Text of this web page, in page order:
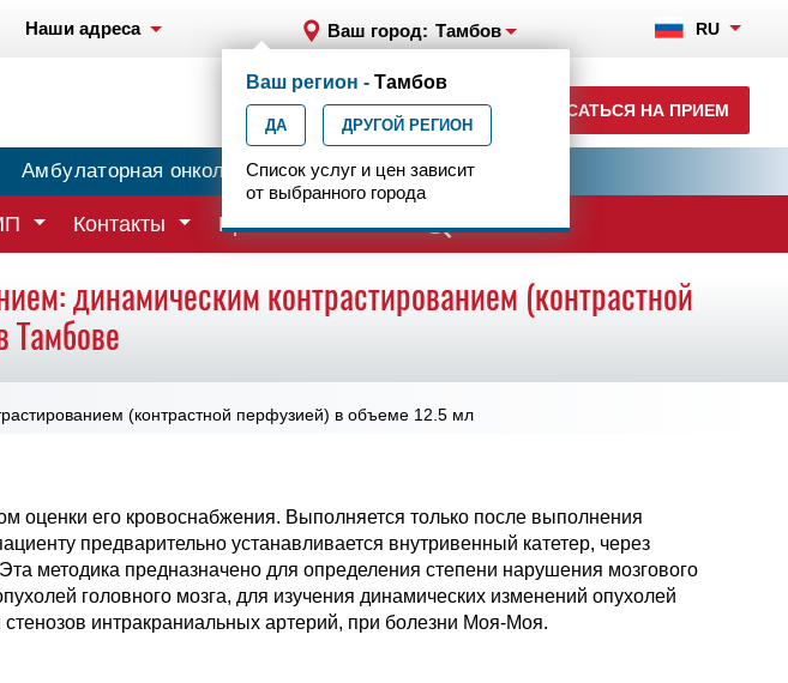
Наши адреса Ваш город: Тамбов RU
+7 (4752) 63-33-63
ежедн. 7.00-23.00
ЗАПИСАТЬСЯ НА ПРИЕМ
Ваш регион - Тамбов
ДА ДРУГОЙ РЕГИОН
Список услуг и цен зависит
от выбранного города
Амбулаторная онкология Центр эпилептологии
Контакты Врачи
динамическим контрастированием (контрастной
Тамбове
(контрастной перфузией) в объеме 12.5 мл
оценки его кровоснабжения. Выполняется только после выполнения
предварительно устанавливается внутривенный катетер, через
методика предназначено для определения степени нарушения мозгового
головного мозга, для изучения динамических изменений опухолей
интракраниальных артерий, при болезни Моя-Моя.